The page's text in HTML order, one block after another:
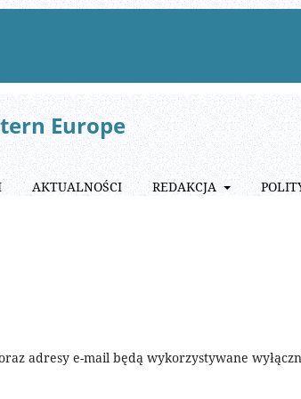
Europe
AKTUALNOŚCI REDAKCJA
adresy e-mail będą wykorzystywane